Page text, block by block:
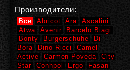
Производители:
Все Abricot Ara
Ascalini
Atwa
Avenir
Barcelo Biagi
Bonty
Burgerschuhe
Di
Bora
Dino Ricci
Camel
Active
Carmen Poveda
City
Star
Conhpol Ergo
Fasan